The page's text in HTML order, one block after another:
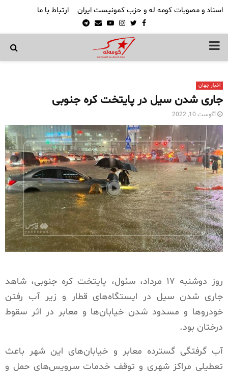
اسناد و مصوبات کومه له و حزب کمونیست ایران ارتباط با ما
Facebook
Twitter
Instagram
Youtube
Email
Telegram
PRIMARY
اخبار جهان
جاری شدن سیل در پایتخت کره جنوبی
آگوست 10, 2022
روز دوشنبه ١٧ مرداد، سئول، پایتخت کره جنوبی، شاهد
جاری شدن سیل در ایستگاه‌های قطار و زیر آب رفتن
خودروها و مسدود شدن خیابان‌ها و معابر در اثر سقوط
درختان بود.
آب گرفتگی گسترده معابر و خیابان‌های این شهر باعث
تعطیلی مراکز شهری و توقف خدمات سرویس‌های حمل و